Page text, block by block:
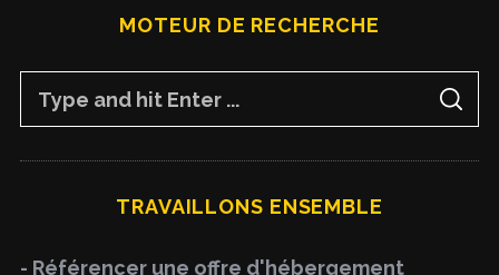
MOTEUR DE RECHERCHE
S
A
C
TRAVAILLONS ENSEMBLE
- Référencer une offre d'hébergement